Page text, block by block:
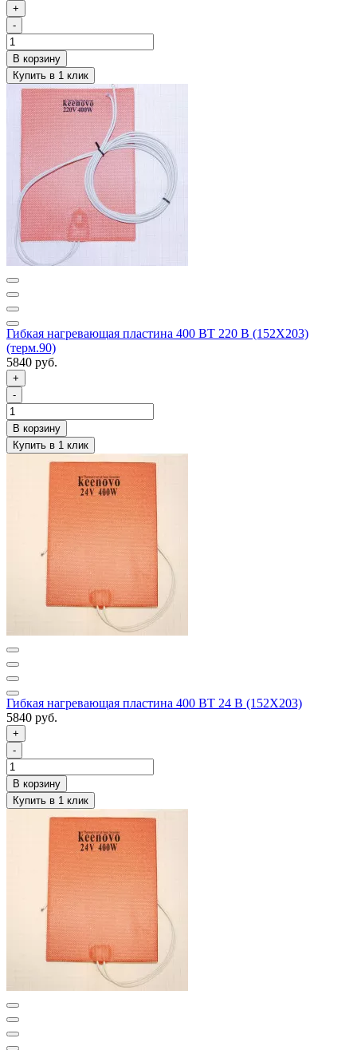
+
-
Гибкая нагревающая пластина 400 ВТ 220 В (152Х203)
(терм.90)
5840 руб.
+
-
Гибкая нагревающая пластина 400 ВТ 24 В (152Х203)
5840 руб.
+
-